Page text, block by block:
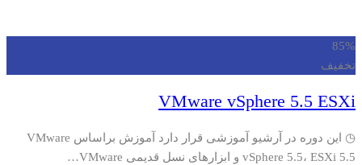
85%
تخفیف
VMware vSphere 5.5 ESXi
◷ این دوره در آرشیو آموزشی قرار دارد آموزش براساس VMware
vSphere 5.5، ESXi 5.5 و ابزارهای نسل قدیمی VMware…